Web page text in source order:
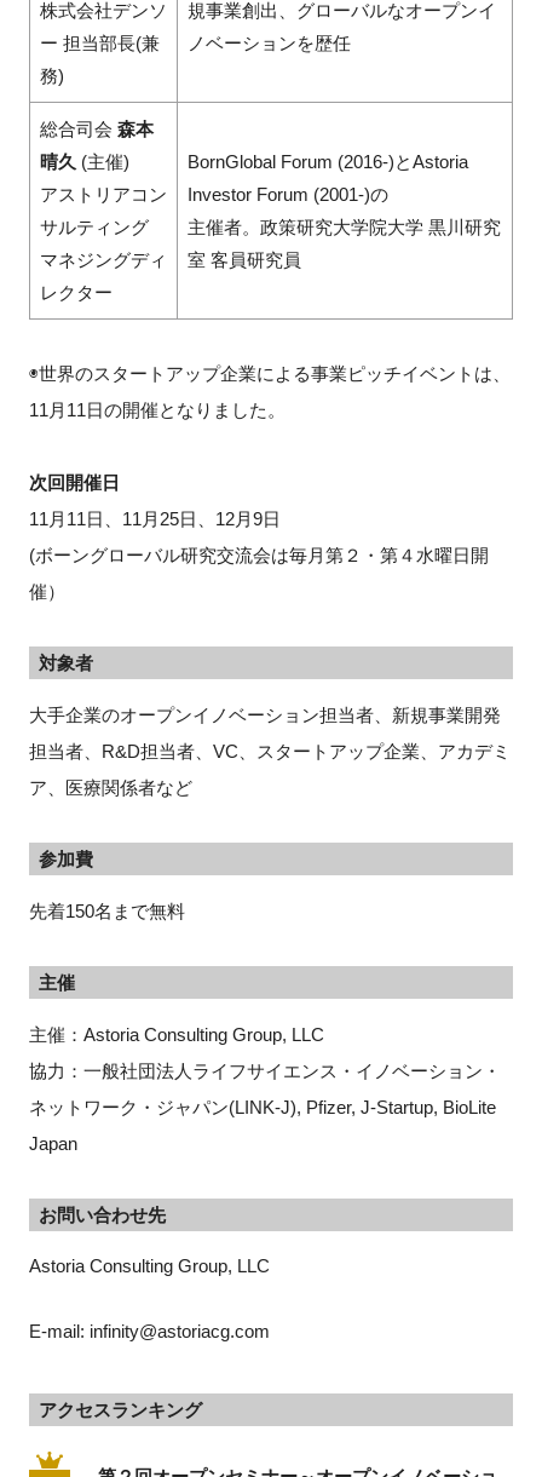
株式会社デンソ
ー 担当部長(兼
務)
規事業創出、グローバルなオープンイ
ノベーションを歴任
総合司会 森本
晴久 (主催)
アストリアコン
サルティング
マネジングディ
レクター
BornGlobal Forum (2016-)とAstoria
Investor Forum (2001-)の
主催者。政策研究大学院大学 黒川研究
室 客員研究員
◉世界のスタートアップ企業による事業ピッチイベントは、
11月11日の開催となりました。
次回開催日
11月11日、11月25日、12月9日
(ボーングローバル研究交流会は毎月第２・第４水曜日開
催）
対象者
大手企業のオープンイノベーション担当者、新規事業開発
担当者、R&D担当者、VC、スタートアップ企業、アカデミ
ア、医療関係者など
参加費
先着150名まで無料
主催
主催：Astoria Consulting Group, LLC
協力：一般社団法人ライフサイエンス・イノベーション・
ネットワーク・ジャパン(LINK-J), Pfizer, J-Startup, BioLite
Japan
お問い合わせ先
Astoria Consulting Group, LLC
E-mail: infinity@astoriacg.com
アクセスランキング